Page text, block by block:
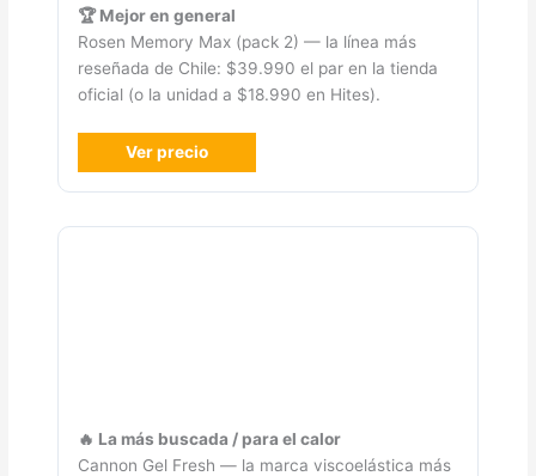
🏆 Mejor en general
Rosen Memory Max (pack 2) — la línea más
reseñada de Chile: $39.990 el par en la tienda
oficial (o la unidad a $18.990 en Hites).
Ver precio
🔥 La más buscada / para el calor
Cannon Gel Fresh — la marca viscoelástica más